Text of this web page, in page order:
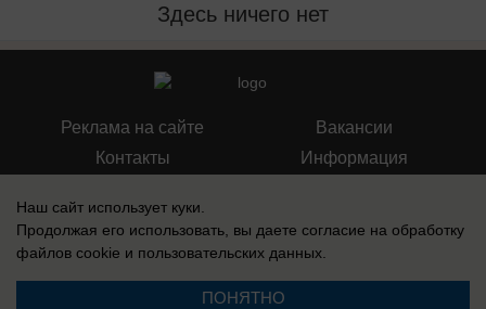
Здесь ничего нет
Реклама на сайте
Контакты
Вакансии
Информация
массовых коммуникаций (Роскомнадзор) 17 августа 2018 г.
Наш сайт использует куки.
Продолжая его использовать, вы даете согласие на обработку
файлов cookie и пользовательских данных.
ПОНЯТНО